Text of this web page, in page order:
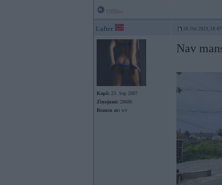
Lafter 26. Oct 2023, 18:47
Kopš: 23. Sep 2007
Ziņojumi: 28686
Braucu ar: wv
Nav